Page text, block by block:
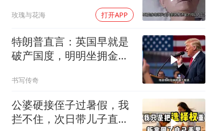
玫瑰与花海 打开APP
特朗普直言：英国早就是
破产国度，明明坐拥金
书写传奇
公婆硬接侄子过暑假，我
拦不住，次日带儿子直飞